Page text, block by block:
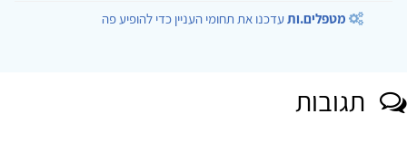
מטפלים.ותעדכנו את תחומי העניין כדי להופיע פה
תגובות